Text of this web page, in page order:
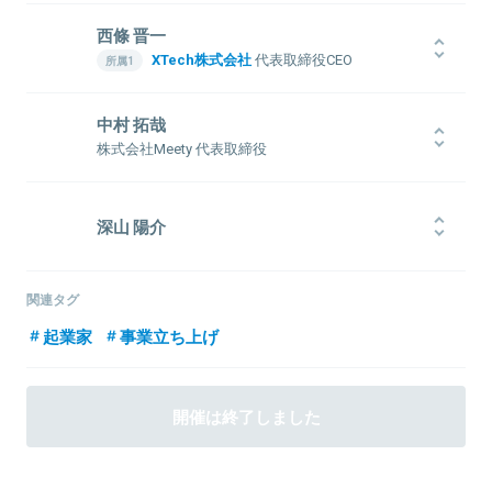
1976年生まれ。1999年一橋大学商学部卒業後、博報堂に入社し、戦
略プランナーとして6年間勤務。2006年インタースパイア（現ユナイ
年ユナイテッド取締役に就任、新規事業立ち上げや創業期メルカリ
への投資実行等を担当。2018年同社退任した後、Gunosy社外取締
役を経て、LayerX取締役に就任（現任）。平行してXTech Ventures
西條 晋一
XTech株式会社代表取締役CEO
エキサイトホールディングス株式会社 代
表取締役社長CEO
COOに就任。国内外で複数の新規事業を手掛ける。2013年に数百億
エキサイト株式会社をTOBで全株式取得し、完全子会社化。
中村 拓哉
株式会社Meety 代表取締役
室にて投資実行したxR関連スタートアップVRizeへ事業開発として
ットワーク事業の立ち上げを推進。2019年5月株式会社Meetyを創
深山 陽介
堂に新卒入社。大手通信会社の営業職を経て、数多くのクライアン
株式会社Spartyを創業 。“色気のある時代を創ろう”をミッションに
合った商品を生産/販売/利用できるインフラの構築を目指している。
2018年5月より提供開始。7つの質問に答えるだけで、100以上の処
方からあなただけのシャンプーを製造する仕組みは、発売当初より
関連タグ
起業家 事業立ち上げ
開催は終了しました